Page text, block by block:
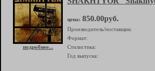
подробнее...
цена: 850.00руб.
Производитель/поставщик:
Формат:
Стилистика:
Год выпуска: